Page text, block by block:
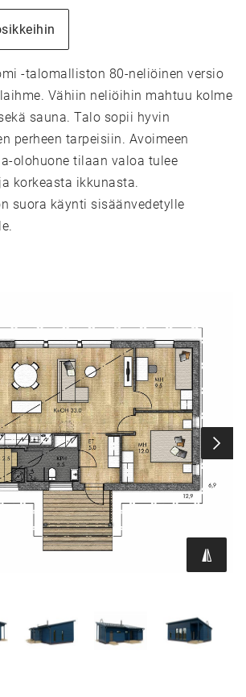
-talomalliston 80-neliöinen versio
Vähiin neliöihin mahtuu kolme
sauna. Talo sopii hyvin
perheen tarpeisiin. Avoimeen
olohuone tilaan valoa tulee
korkeasta ikkunasta.
suora käynti sisäänvedetylle